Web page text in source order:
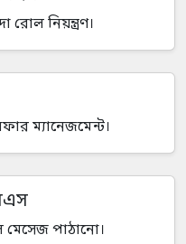
নিয়ন্ত্রণ।
ম্যানেজমেন্ট।
পাঠানো।